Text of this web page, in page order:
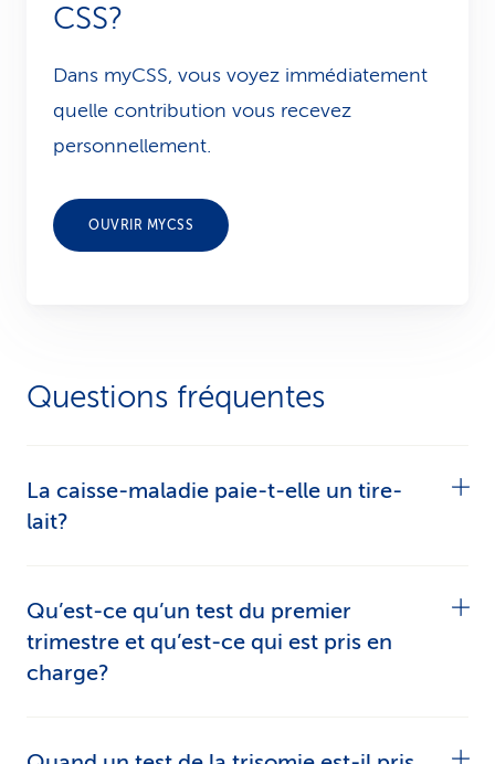
CSS?
Dans myCSS, vous voyez immédiatement
quelle contribution vous recevez
personnellement.
OUVRIR MYCSS
Questions fréquentes
La caisse-maladie paie-t-elle un tire-
lait?
partie des coûts d’un tire-lait, mais uniquement
sur la base d’une ordonnance médicale. Il doit y
Qu’est-ce qu’un test du premier
trimestre et qu’est-ce qui est pris en
charge?